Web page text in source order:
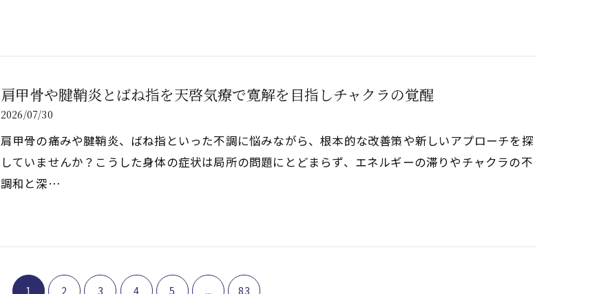
肩甲骨や腱鞘炎とばね指を天啓気療で寛解を目指しチャクラの覚醒
2026/07/30
肩甲骨の痛みや腱鞘炎、ばね指といった不調に悩みながら、根本的な改善策や新しいアプローチを探
していませんか？こうした身体の症状は局所の問題にとどまらず、エネルギーの滞りやチャクラの不
調和と深…
1 2 3 4 5 ... 83